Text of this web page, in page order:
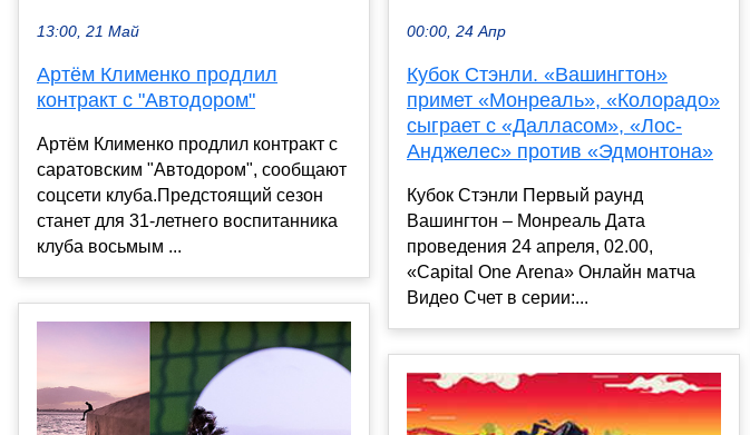
13:00, 21 Май
Артём Клименко продлил
контракт с "Автодором"
Артём Клименко продлил контракт с
саратовским "Автодором", сообщают
соцсети клуба.Предстоящий сезон
станет для 31-летнего воспитанника
клуба восьмым ...
00:00, 24 Апр
Кубок Стэнли. «Вашингтон»
примет «Монреаль», «Колорадо»
сыграет с «Далласом», «Лос-
Анджелес» против «Эдмонтона»
Кубок Стэнли Первый раунд
Вашингтон – Монреаль Дата
проведения 24 апреля, 02.00,
«Capital One Arena» Онлайн матча
Видео Счет в серии:...